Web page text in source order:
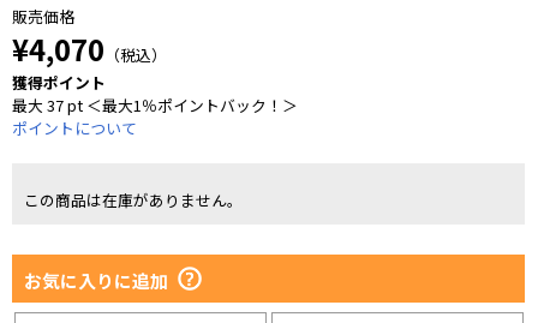
販売価格
¥4,070 （税込）
獲得ポイント
最大 37 pt ＜最大1％ポイントバック！＞
ポイントについて
この商品は在庫がありません。
お気に入りに追加